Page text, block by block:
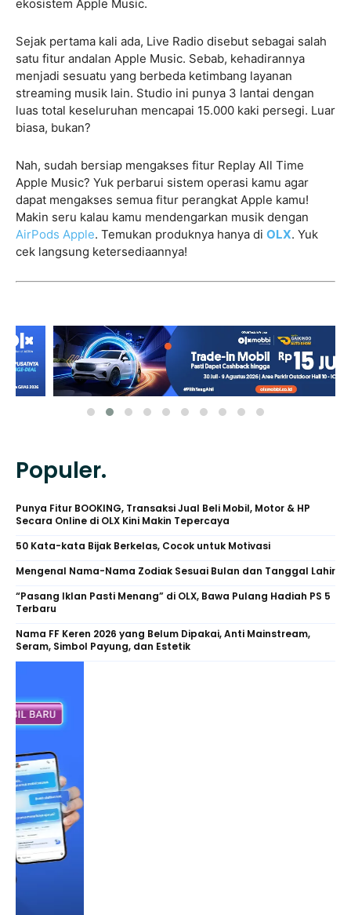
ekosistem Apple Music.
Sejak pertama kali ada, Live Radio disebut sebagai salah
satu fitur andalan Apple Music. Sebab, kehadirannya
menjadi sesuatu yang berbeda ketimbang layanan
streaming musik lain. Studio ini punya 3 lantai dengan
luas total keseluruhan mencapai 15.000 kaki persegi. Luar
biasa, bukan?
Nah, sudah bersiap mengakses fitur Replay All Time
Apple Music? Yuk perbarui sistem operasi kamu agar
dapat mengakses semua fitur perangkat Apple kamu!
Makin seru kalau kamu mendengarkan musik dengan
AirPods Apple. Temukan produknya hanya di OLX. Yuk
cek langsung ketersediaannya!
Populer.
Punya Fitur BOOKING, Transaksi Jual Beli Mobil, Motor & HP
Secara Online di OLX Kini Makin Tepercaya
50 Kata-kata Bijak Berkelas, Cocok untuk Motivasi
Mengenal Nama-Nama Zodiak Sesuai Bulan dan Tanggal Lahir
“Pasang Iklan Pasti Menang” di OLX, Bawa Pulang Hadiah PS 5
Terbaru
Nama FF Keren 2026 yang Belum Dipakai, Anti Mainstream,
Seram, Simbol Payung, dan Estetik